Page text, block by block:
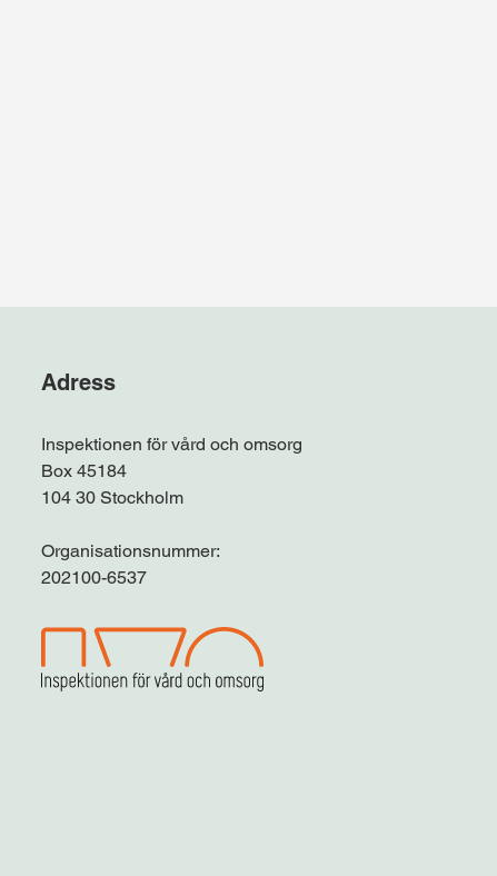
Adress
Inspektionen för vård och omsorg
Box 45184
104 30 Stockholm
Organisationsnummer:
202100-6537